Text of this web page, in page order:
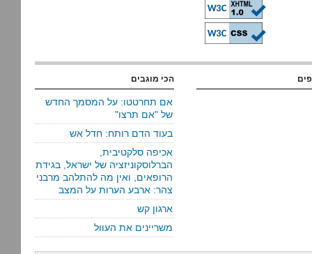
הכי מוגבים
אם תחרטטו: על המסמך החדש
של "אם תרצו"
בעוד הדם רותח: חדל אש
אכיפה סלקטיבית,
הברלוסקוניזציה של ישראל, בגידת
הרופאים, ואין מה להתלהב מרבני
צהר: ארבע הערות על המצב
ארגון קש
משריינים את העוול